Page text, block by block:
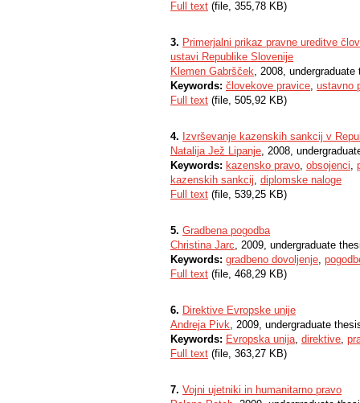
Full text (file, 355,78 KB)
3. Primerjalni prikaz pravne ureditve
ustavi Republike Slovenije
Klemen Gabršček, 2008, undergraduate
Keywords: človekove pravice, ustavno
Full text (file, 505,92 KB)
4. Izvrševanje kazenskih sankcij v
Natalija Jež Lipanje, 2008,
Keywords: kazensko pravo, obsojenci,
kazenskih sankcij, diplomske naloge
Full text (file, 539,25 KB)
5. Gradbena pogodba
Christina Jarc, 2009, undergraduate
Keywords: gradbeno dovoljenje,
Full text (file, 468,29 KB)
6. Direktive Evropske unije
Andreja Pivk, 2009, undergraduate
Keywords: Evropska unija, direktive,
Full text (file, 363,27 KB)
7. Vojni ujetniki in humanitarno pravo